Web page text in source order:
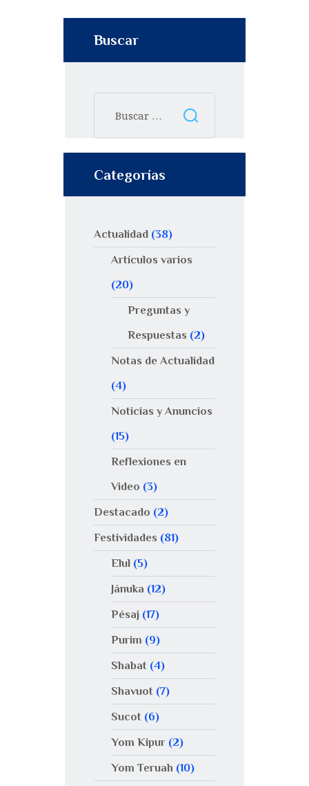
Buscar
Categorías
Actualidad (38)
Artículos varios
(20)
Preguntas y
Respuestas (2)
Notas de Actualidad
(4)
Noticias y Anuncios
(15)
Reflexiones en
Video (3)
Destacado (2)
Festividades (81)
Elul(5)
Jánuka (12)
Pésaj(17)
Purim (9)
Shabat(4)
Shavuot(7)
Sucot(6)
Yom Kipur(2)
Yom Teruah (10)